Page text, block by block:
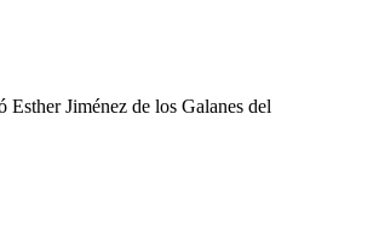
Jiménez de los Galanes del